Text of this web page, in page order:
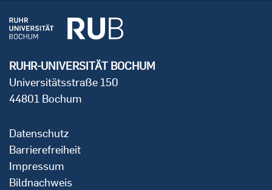
RUHR-UNIVERSITÄT BOCHUM
Universitätsstraße 150
44801 Bochum
Datenschutz
Barrierefreiheit
Impressum
Bildnachweis